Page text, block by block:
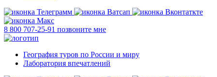
8 800 707-25-91 позвоните мне
География туров по России и миру
Лаборатория впечатлений